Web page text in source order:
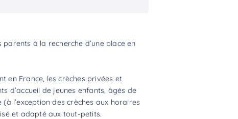
à la recherche d’une place en
en France, les crèches privées et
d’accueil de jeunes enfants, âgés de
l’exception des crèches aux horaires
et adapté aux tout-petits.